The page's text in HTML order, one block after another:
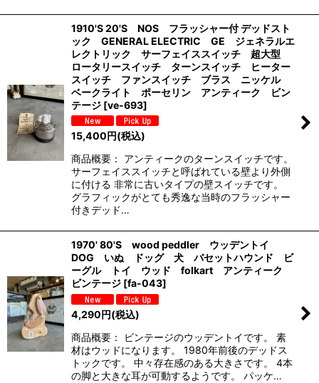
1910'S 20'S NOS フラッシャー付 デッドスト
ック GENERAL ELECTRIC GE ジェネラルエ
レクトリック サーフェイススイッチ 超大型
ロータリースイッチ ターンスイッチ ヒーター
スイッチ ファンスイッチ ブラス ニッケル
ベークライト ポーセリン アンティーク ビン
テージ [ve-693]
15,400円(税込)
商品概要： アンティークのターンスイッチです。
サーフェイススイッチと呼ばれている壁より外側
に付ける 非常に古いタイプの壁スイッチです。
グラフィックがとても秀逸な当時のフラッシャー
付きデッド…
1970' 80'S wood peddler ウッデントイ
DOG いぬ ドッグ 犬 バセットハウンド ビ
ーグル トイ ウッド folkart アンティーク
ビンテージ [fa-043]
4,290円(税込)
商品概要： ビンテージのウッデントイです。 素
材はウッドになります。 1980年前後のデッドス
トックです。 中々存在感のある大きさです。 4本
の脚と大きな耳が可動するようです。 パッケ…